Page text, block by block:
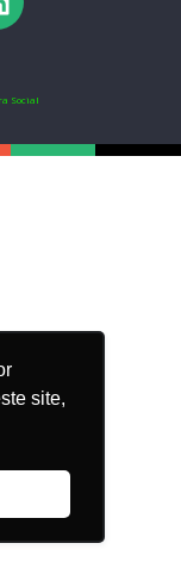
site,
Social